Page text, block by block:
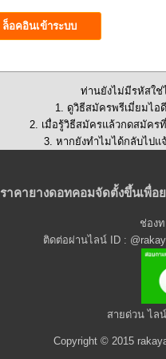
ท่านยังไม่มีรหัสใช่
1. ดูวิธีสมัครพรีเมี่ยมไอ
2. เมื่อรู้วิธีสมัครแล้วกดสมัคร
3. หากยังทำไมได้กลับไปแ
ราคายางดอทคอมจัดตั้งขึ้นเพื่
ช่อง
ติดต่อผ่านไลน์ ID :
สายด่วน ไล
Copyright © 2015